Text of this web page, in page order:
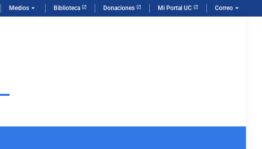
Medios arrow_drop_down Biblioteca Donaciones Mi Portal UC Correo arrow_drop_down